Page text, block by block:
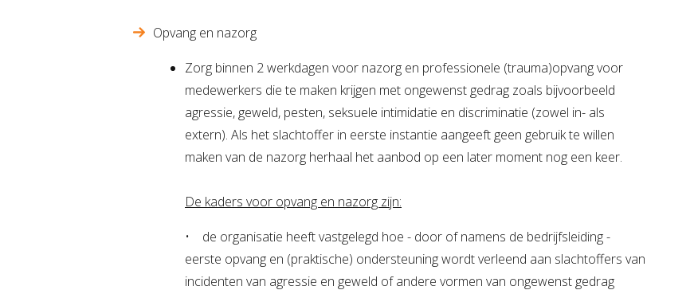
Opvang en nazorg
Zorg binnen 2 werkdagen voor nazorg en professionele (trauma)opvang voor
medewerkers die te maken krijgen met ongewenst gedrag zoals bijvoorbeeld
agressie, geweld, pesten, seksuele intimidatie en discriminatie (zowel in- als
extern). Als het slachtoffer in eerste instantie aangeeft geen gebruik te willen
maken van de nazorg herhaal het aanbod op een later moment nog een keer.
De kaders voor opvang en nazorg zijn:
• de organisatie heeft vastgelegd hoe - door of namens de bedrijfsleiding -
eerste opvang en (praktische) ondersteuning wordt verleend aan slachtoffers van
incidenten van agressie en geweld of andere vormen van ongewenst gedrag